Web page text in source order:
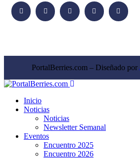
PortalBerries.com – Diseñado por
Inicio
Noticias
Noticias
Newsletter Semanal
Eventos
Encuentro 2025
Encuentro 2026